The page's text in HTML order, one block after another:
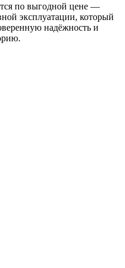
по выгодной цене —
эксплуатации, который
надёжность и